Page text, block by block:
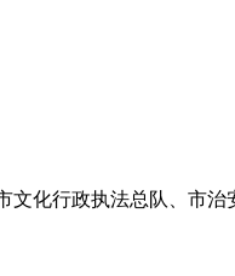
化行政执法总队、市